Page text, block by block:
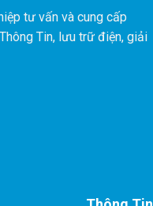
tư vấn và cung cấp
Tin, lưu trữ điện, giải